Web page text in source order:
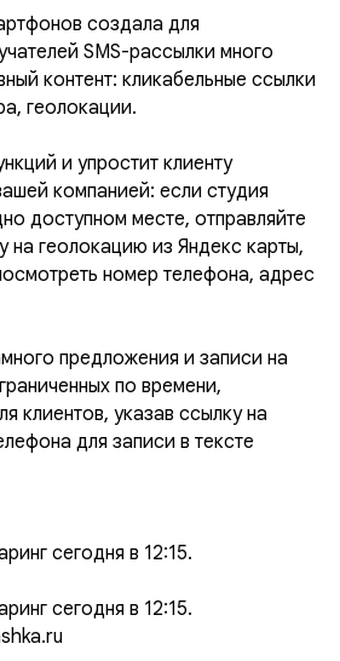
создала для
SMS-рассылки много
контент: кликабельные ссылки
геолокации.
и упростит клиенту
компанией: если студия
доступном месте, отправляйте
на геолокацию из Яндекс карты,
номер телефона, адрес
предложения и записи на
по времени,
клиентов, указав ссылку на
для записи в тексте
сегодня в 12:15.
сегодня в 12:15.